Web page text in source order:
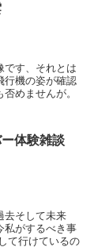
です、それとは
行機の姿が確認
めませんが。
体験雑談
去そして未来
私がするべき事
て行けているの